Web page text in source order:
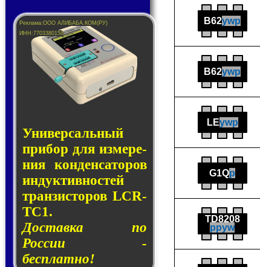
Универсальный
при­бор для из­ме­ре­
ния кон­ден­са­то­ров
ин­дук­тив­нос­тей
тран­зис­то­ров LCR-
TC1.
Доставка по
России -
бесплатно!
B62ywp
B62ywp
LEywp
G1Qp
TD8208
ppyw